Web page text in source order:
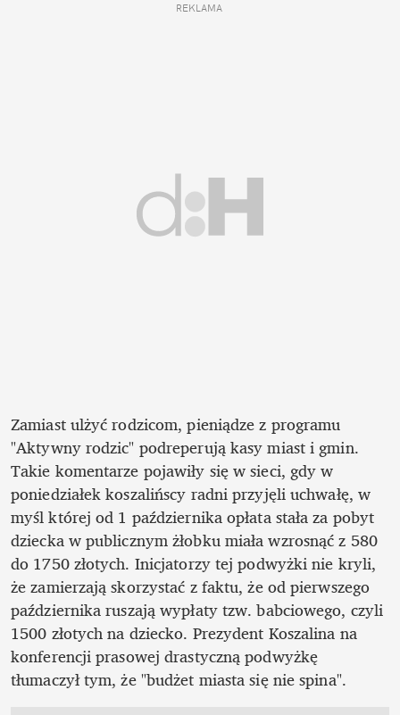
REKLAMA
Zamiast ulżyć rodzicom, pieniądze z programu
"Aktywny rodzic" podreperują kasy miast i gmin.
Takie komentarze pojawiły się w sieci, gdy w
poniedziałek koszalińscy radni przyjęli uchwałę, w
myśl której od 1 października opłata stała za pobyt
dziecka w publicznym żłobku miała wzrosnąć z 580
do 1750 złotych. Inicjatorzy tej podwyżki nie kryli,
że zamierzają skorzystać z faktu, że od pierwszego
października ruszają wypłaty tzw. babciowego, czyli
1500 złotych na dziecko. Prezydent Koszalina na
konferencji prasowej drastyczną podwyżkę
tłumaczył tym, że "budżet miasta się nie spina".